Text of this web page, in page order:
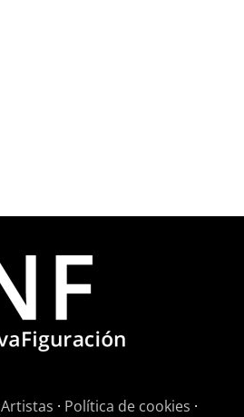
Artistas · Política de cookies ·